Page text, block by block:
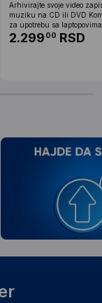
Arhivirajte svoje video
muziku na CD ili DVD
za upotrebu sa
2.299 00 RSD